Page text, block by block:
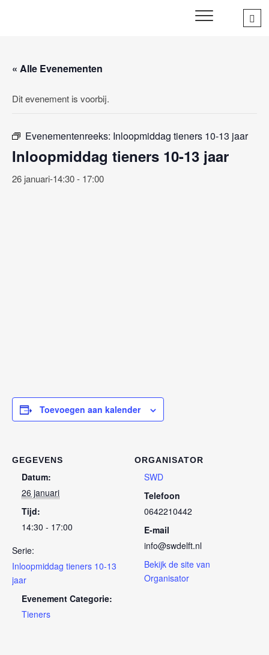
WIJ ZETTEN ONS IN VOOR HET WELZIJN EN VERBINDEN
« Alle Evenementen
Dit evenement is voorbij.
Evenementenreeks: Inloopmiddag tieners 10-13 jaar
Inloopmiddag tieners 10-13 jaar
26 januari-14:30- 17:00
Toevoegen aan kalender
GEGEVENS
Datum:
26 januari
Tijd:
14:30 - 17:00
Serie:
Inloopmiddag tieners 10-13
jaar
Evenement Categorie:
Tieners
ORGANISATOR
SWD
Telefoon
0642210442
E-mail
info@swdelft.nl
Bekijk de site van
Organisator